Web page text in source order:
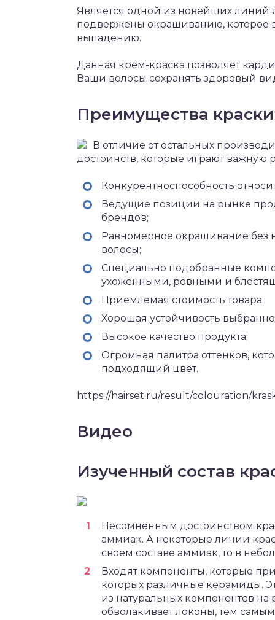
Является одной из новейших линий
подвержены окрашиванию, которое
выпадению.
Данная крем-краска позволяет
Ваши волосы сохранять здоровый
Преимущества
В отличие от остальных
достоинств, которые играют важную
Конкурентноспособность
Ведущие позиции на рынке
брендов;
Равномерное окрашивание без
волосы;
Специально подобранные
ухоженными, ровными и
Приемлемая стоимость товара;
Хорошая устойчивость
Высокое качество продукта;
Огромная палитра оттенков,
подходящий цвет.
https://hairset.ru/result/colouration/
Видео
Изученный состав
Несомненным достоинством
аммиак. А некоторые линии
своем составе аммиак, то в
Входят компоненты, которые
которых различные керамиды.
из натуральных компонентов
обволакивает локоны, тем